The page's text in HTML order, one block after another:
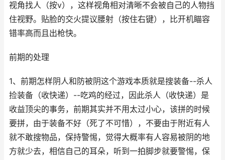
视角找人（按v），这样视角相对清晰不会被自己的人物挡
住视野。贴脸的交火提议腰射（按住右键），比开机瞄容
错率高而且出枪快。
前期的处理
1、前期怎样阴人和防被阴这个游戏本质就是搜装备--杀人
捡装备（收快递）--吃鸡的经过，因此杀人（收快递）是
收益顶尖的事务，前期其实并不用太过小心，该拼的时候
要拼，由于装备不好（死了不可惜），不要由于附近有人
就不敢搜物品，保持警惕，觉得大概率有人容易被阴的地
方就少去，相信自己的耳朵，听到一拍脚步就要警惕，保